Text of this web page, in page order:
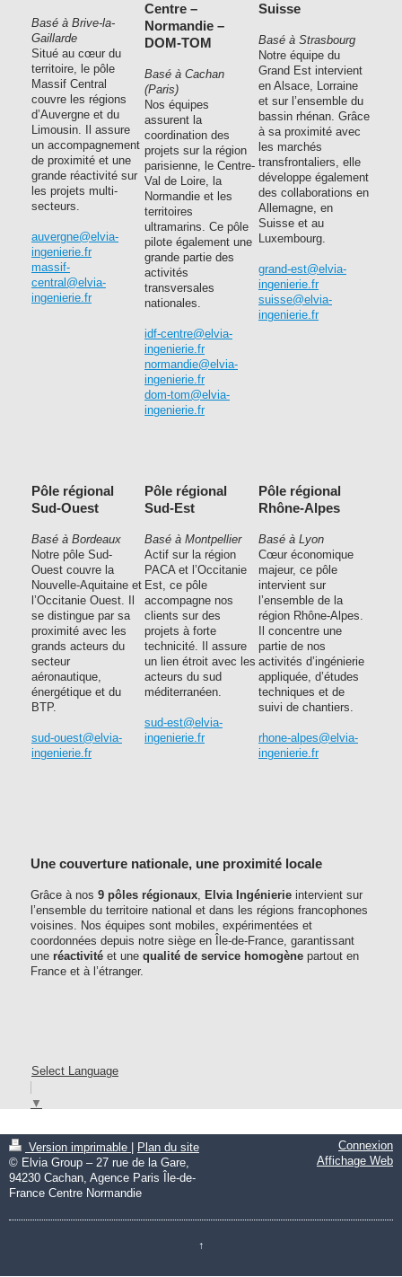
Basé à Brive-la-
Gaillarde
Situé au cœur du
territoire, le pôle
Massif Central
couvre les régions
d’Auvergne et du
Limousin. Il assure
un accompagnement
de proximité et une
grande réactivité sur
les projets multi-
secteurs.
auvergne@elvia-
ingenierie.fr
massif-
central@elvia-
ingenierie.fr
Centre –
Normandie –
DOM-TOM
Basé à Cachan
(Paris)
Nos équipes
assurent la
coordination des
projets sur la région
parisienne, le Centre-
Val de Loire, la
Normandie et les
territoires
ultramarins. Ce pôle
pilote également une
grande partie des
activités
transversales
nationales.
idf-centre@elvia-
ingenierie.fr
normandie@elvia-
ingenierie.fr
dom-tom@elvia-
ingenierie.fr
Suisse
Basé à Strasbourg
Notre équipe du
Grand Est intervient
en Alsace, Lorraine
et sur l’ensemble du
bassin rhénan. Grâce
à sa proximité avec
les marchés
transfrontaliers, elle
développe également
des collaborations en
Allemagne, en
Suisse et au
Luxembourg.
grand-est@elvia-
ingenierie.fr
suisse@elvia-
ingenierie.fr
Pôle régional
Sud-Ouest
Basé à Bordeaux
Notre pôle Sud-
Ouest couvre la
Nouvelle-Aquitaine et
l’Occitanie Ouest. Il
se distingue par sa
proximité avec les
grands acteurs du
secteur
aéronautique,
énergétique et du
BTP.
sud-ouest@elvia-
ingenierie.fr
Pôle régional
Sud-Est
Basé à Montpellier
Actif sur la région
PACA et l’Occitanie
Est, ce pôle
accompagne nos
clients sur des
projets à forte
technicité. Il assure
un lien étroit avec les
acteurs du sud
méditerranéen.
sud-est@elvia-
ingenierie.fr
Pôle régional
Rhône-Alpes
Basé à Lyon
Cœur économique
majeur, ce pôle
intervient sur
l’ensemble de la
région Rhône-Alpes.
Il concentre une
partie de nos
activités d’ingénierie
appliquée, d’études
techniques et de
suivi de chantiers.
rhone-alpes@elvia-
ingenierie.fr
Une couverture nationale, une proximité locale
Grâce à nos 9 pôles régionaux, Elvia Ingénierie intervient sur
l’ensemble du territoire national et dans les régions francophones
voisines. Nos équipes sont mobiles, expérimentées et
coordonnées depuis notre siège en Île-de-France, garantissant
une réactivité et une qualité de service homogène partout en
France et à l’étranger.
Select Language
▼
Version imprimable
Plan du site
© Elvia Group – 27 rue de la Gare,
94230 Cachan, Agence Paris Île-de-
France Centre Normandie
Connexion
Affichage Web
↑